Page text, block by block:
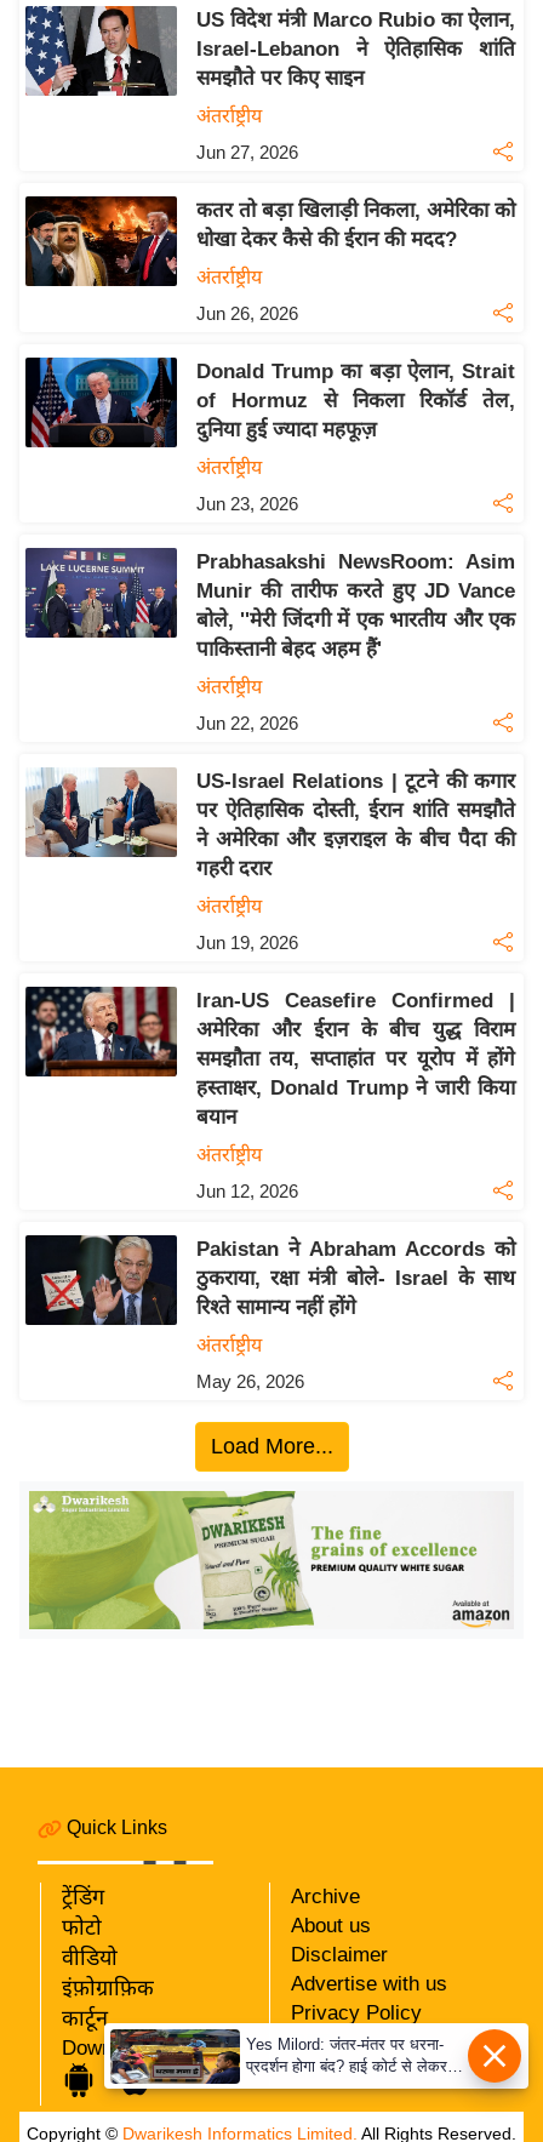
ब
ज
ट
के
ट
I
0
2
इ
ई
-
मि
सा
ल
ल
श
ख्सि
इं
या
सा
त
टो
र्ल्ड
नो
ज
वु
US विदेश मंत्री Marco Rubio का ऐलान,
Israel-Lebanon ने ऐतिहासिक शांति
समझौते पर किए साइन
अंतर्राष्ट्रीय
Jun 27, 2026
कतर तो बड़ा खिलाड़ी निकला, अमेरिका को
धोखा देकर कैसे की ईरान की मदद?
अंतर्राष्ट्रीय
Jun 26, 2026
Donald Trump का बड़ा ऐलान, Strait
of Hormuz से निकला रिकॉर्ड तेल,
दुनिया हुई ज्यादा महफूज़
अंतर्राष्ट्रीय
Jun 23, 2026
Prabhasakshi NewsRoom: Asim
Munir की तारीफ करते हुए JD Vance
बोले, ''मेरी जिंदगी में एक भारतीय और एक
पाकिस्तानी बेहद अहम हैं'
अंतर्राष्ट्रीय
Jun 22, 2026
US-Israel Relations | टूटने की कगार
पर ऐतिहासिक दोस्ती, ईरान शांति समझौते
ने अमेरिका और इज़राइल के बीच पैदा की
गहरी दरार
अंतर्राष्ट्रीय
Jun 19, 2026
Iran-US Ceasefire Confirmed |
अमेरिका और ईरान के बीच युद्ध विराम
समझौता तय, सप्ताहांत पर यूरोप में होंगे
हस्ताक्षर, Donald Trump ने जारी किया
बयान
अंतर्राष्ट्रीय
Jun 12, 2026
Pakistan ने Abraham Accords को
ठुकराया, रक्षा मंत्री बोले- Israel के साथ
रिश्ते सामान्य नहीं होंगे
अंतर्राष्ट्रीय
May 26, 2026
Load More...
Quick Links
ट्रेंडिंग
फोटो
वीडियो
इंफ़ोग्राफ़िक
कार्टून
Download App
Archive
About us
Disclaimer
Advertise with us
Privacy Policy
RSS
Our Team
Copyright © Dwarikesh Informatics Limited. All Rights Reserved.
Yes Milord: जंतर-मंतर पर धरना-
प्रदर्शन होगा बंद? हाई कोर्ट से लेकर
सुप्रीम कोर्ट तक में क्या नई बहस छिड़
गई